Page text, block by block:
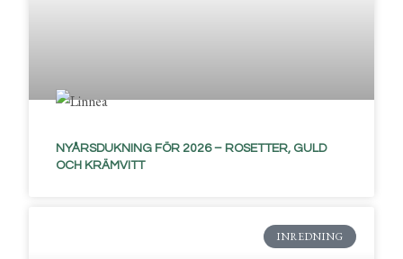
NYÅRSDUKNING FÖR 2026 – ROSETTER, GULD
OCH KRÄMVITT
INREDNING